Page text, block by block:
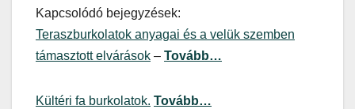
Kapcsolódó bejegyzések:
Teraszburkolatok anyagai és a velük szemben
támasztott elvárások – Tovább…
Kültéri fa burkolatok. Tovább…